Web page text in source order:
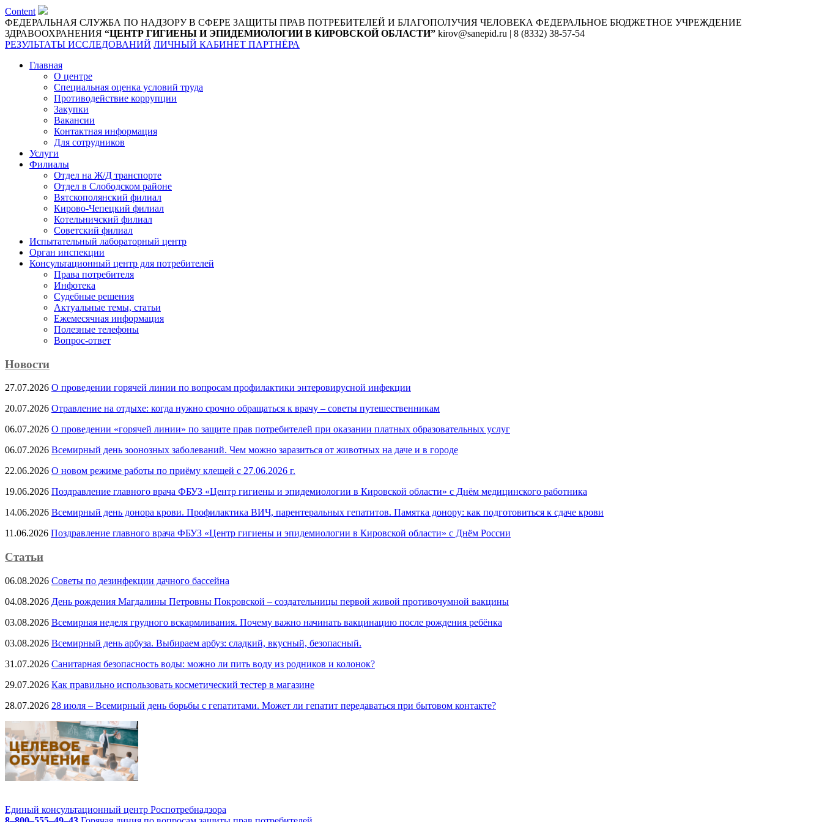
Content
ФЕДЕРАЛЬНАЯ СЛУЖБА ПО НАДЗОРУ В СФЕРЕ ЗАЩИТЫ ПРАВ ПОТРЕБИТЕЛЕЙ И БЛАГОПОЛУЧИЯ ЧЕЛОВЕКА ФЕДЕРАЛЬНОЕ БЮДЖЕТНОЕ УЧРЕЖДЕНИЕ
ЗДРАВООХРАНЕНИЯ “ЦЕНТР ГИГИЕНЫ И ЭПИДЕМИОЛОГИИ В КИРОВСКОЙ ОБЛАСТИ” kirov@sanepid.ru | 8 (8332) 38-57-54
РЕЗУЛЬТАТЫ ИССЛЕДОВАНИЙ ЛИЧНЫЙ КАБИНЕТ ПАРТНЁРА
Главная
О центре
Специальная оценка условий труда
Противодействие коррупции
Закупки
Вакансии
Контактная информация
Для сотрудников
Услуги
Филиалы
Отдел на Ж/Д транспорте
Отдел в Слободском районе
Вятскополянский филиал
Кирово-Чепецкий филиал
Котельничский филиал
Советский филиал
Испытательный лабораторный центр
Орган инспекции
Консультационный центр для потребителей
Права потребителя
Инфотека
Судебные решения
Актуальные темы, cтатьи
Ежемесячная информация
Полезные телефоны
Вопрос-ответ
Новости
27.07.2026 О проведении горячей линии по вопросам профилактики энтеровирусной инфекции
20.07.2026 Отравление на отдыхе: когда нужно срочно обращаться к врачу – советы путешественникам
06.07.2026 О проведении «горячей линии» по защите прав потребителей при оказании платных образовательных услуг
06.07.2026 Всемирный день зоонозных заболеваний. Чем можно заразиться от животных на даче и в городе
22.06.2026 О новом режиме работы по приёму клещей с 27.06.2026 г.
19.06.2026 Поздравление главного врача ФБУЗ «Центр гигиены и эпидемиологии в Кировской области» с Днём медицинского работника
14.06.2026 Всемирный день донора крови. Профилактика ВИЧ, парентеральных гепатитов. Памятка донору: как подготовиться к сдаче крови
11.06.2026 Поздравление главного врача ФБУЗ «Центр гигиены и эпидемиологии в Кировской области» с Днём России
Статьи
06.08.2026 Советы по дезинфекции дачного бассейна
04.08.2026 День рождения Магдалины Петровны Покровской – создательницы первой живой противочумной вакцины
03.08.2026 Всемирная неделя грудного вскармливания. Почему важно начинать вакцинацию после рождения ребёнка
03.08.2026 Всемирный день арбуза. Выбираем арбуз: сладкий, вкусный, безопасный.
31.07.2026 Санитарная безопасность воды: можно ли пить воду из родников и колонок?
29.07.2026 Как правильно использовать косметический тестер в магазине
28.07.2026 28 июля – Всемирный день борьбы с гепатитами. Может ли гепатит передаваться при бытовом контакте?
Единый консультационный центр Роспотребнадзора